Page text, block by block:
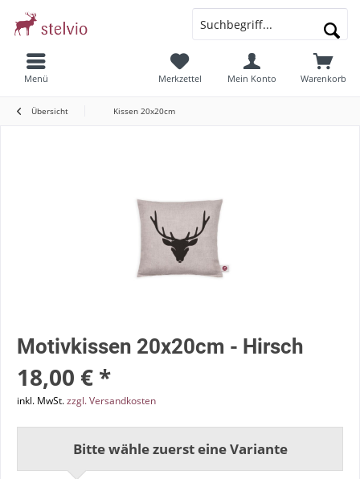
Menü Warenkorb
Merkzettel Mein Konto
Übersicht Kissen 20x20cm
Motivkissen 20x20cm - Hirsch
18,00 € *
inkl. MwSt.zzgl. Versandkosten
Bitte wähle zuerst eine Variante